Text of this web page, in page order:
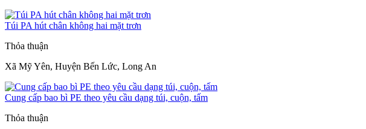
Túi PA hút chân không hai mặt trơn
Thỏa thuận
Xã Mỹ Yên, Huyện Bến Lức, Long An
Cung cấp bao bì PE theo yêu cầu dạng túi, cuộn, tấm
Thỏa thuận